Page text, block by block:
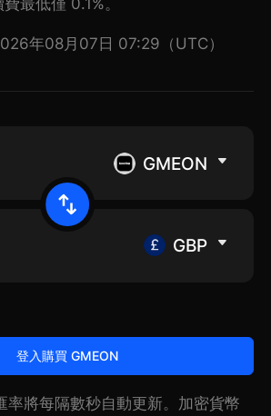
最低僅 0.1%。
年08月07日 07:29（UTC）
GMEON
GBP
登入購買 GMEON
率將每隔數秒自動更新。加密貨幣